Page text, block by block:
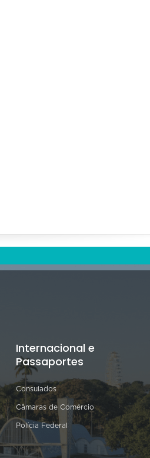
Internacional e
Passaportes
Consulados
Câmaras de Comércio
Polícia Federal